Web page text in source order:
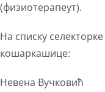
(физиотерапеут).
На списку
кошаркашице:
Невена Вучковић